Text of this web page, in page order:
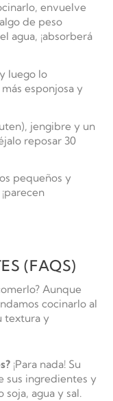
envuelve
de peso
agua, ¡absorberá
luego lo
esponjosa y
jengibre y un
reposar 30
pequeños y
(FAQS)
Aunque
cocinarlo al
textura y
¡Para nada! Su
sus ingredientes y
soja, agua y sal.